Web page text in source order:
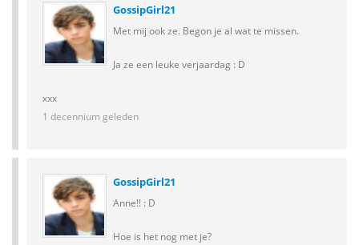
GossipGirl21
Met mij ook ze. Begon je al wat te missen.
Ja ze een leuke verjaardag : D
xxx
1 decennium geleden
GossipGirl21
Anne!! : D
Hoe is het nog met je?